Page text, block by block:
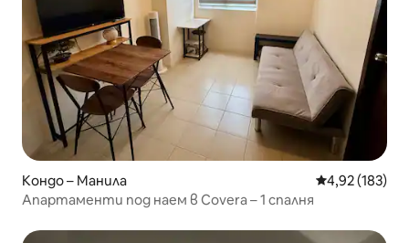
Кондо – Манила Средна
4,92 (183)
Апартаменти под наем в Covera – 1 спалня